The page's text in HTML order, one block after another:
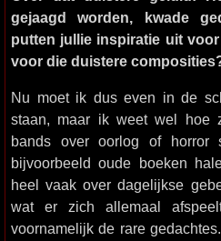
gejaagd worden, kwade
putten jullie inspiratie uit
voor die duistere
Nu moet ik dus even in de
staan, maar ik weet wel hoe
bands over oorlog of horror
bijvoorbeeld oude boeken
heel vaak over dagelijkse
wat er zich allemaal
voornamelijk de rare